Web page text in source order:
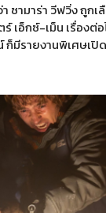
ซามาร่า วีฟวิ่ง ถูกเ
เอ็กซ์-เม็น เรื่องต่
ก็มีรายงานพิเศษเ